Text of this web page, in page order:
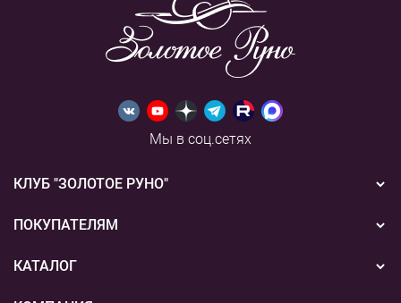
Мы в соц.сетях
КЛУБ "ЗОЛОТОЕ РУНО"
Новости
Акции
ПОКУПАТЕЛЯМ
Бонусная система
КАТАЛОГ